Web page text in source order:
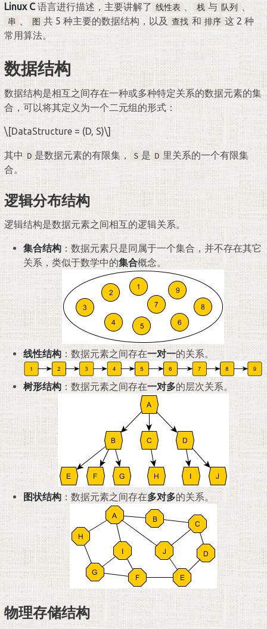
Linux C语言进行描述，主要讲解了 线性表 、 栈 与 队列 、
串 、 图 共 5 种主要的数据结构，以及 查找 和 排序 这 2 种
常用算法。
数据结构
数据结构是相互之间存在一种或多种特定关系的数据元素的集
合，可以将其定义为一个二元组的形式：
\[DataStructure = (D, S)\]
其中 D 是数据元素的有限集， S 是 D 里关系的一个有限集
合。
逻辑分布结构
逻辑结构是数据元素之间相互的逻辑关系。
集合结构：数据元素只是同属于一个集合，并不存在其它
关系，类似于数学中的集合概念。
线性结构：数据元素之间存在一对一的关系。
树形结构 ：数据元素之间存在一对多的层次关系。
图状结构：数据元素之间存在多对多的关系。
物理存储结构